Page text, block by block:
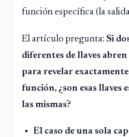
función específica (la
El artículo pregunta: Si
diferentes de llaves
para revelar
función, ¿son esas llaves
las mismas?
El caso de una sola